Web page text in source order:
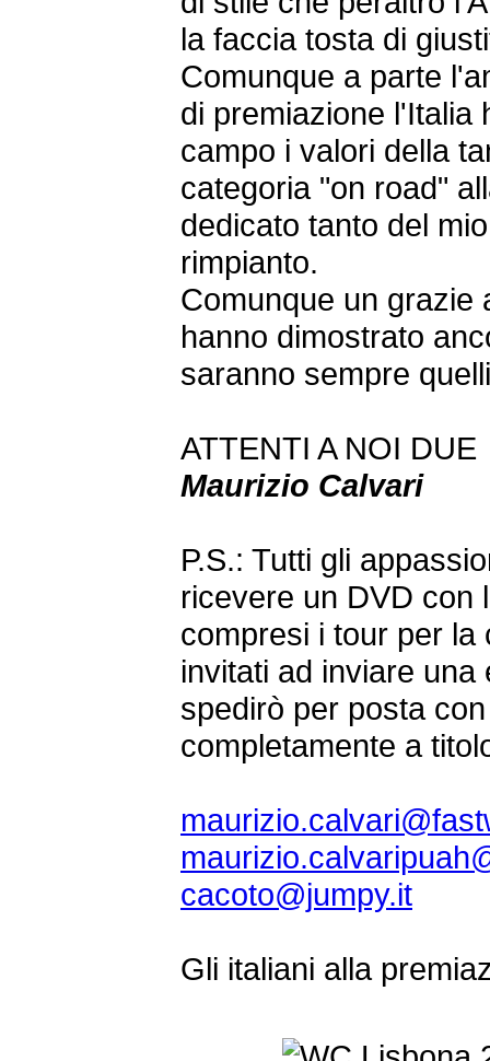
la faccia tosta di
Comunque a parte
di premiazione l'Italia
campo i valori della
categoria "on road"
dedicato tanto del
rimpianto.
Comunque un grazie
hanno dimostrato
saranno sempre
ATTENTI A NOI DUE
Maurizio Calvari
P.S.: Tutti gli
ricevere un DVD con
compresi i tour per la
invitati ad inviare
spedirò per posta
completamente a
cacoto@jumpy.it
Gli italiani alla